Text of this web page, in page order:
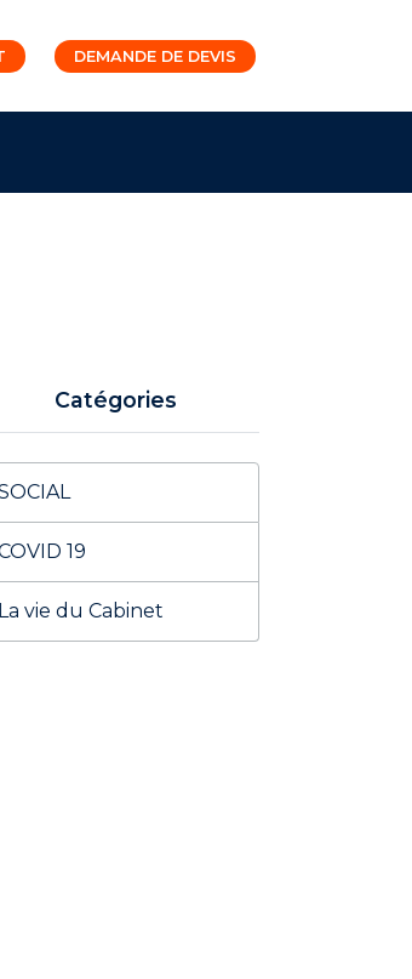
DEMANDE DE DEVIS
Catégories
19
La vie du Cabinet